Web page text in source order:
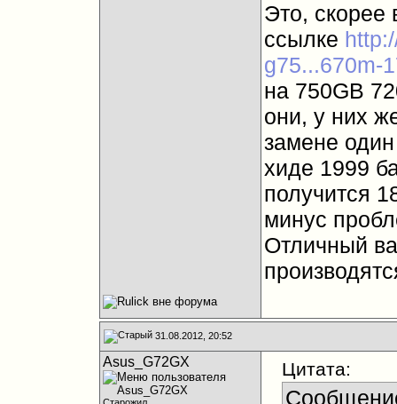
Это, скорее
ссылке
g75...670m-
на 750GB
они, у них
замене
хиде 1999
получится
минус
Отличный
31.08.2012, 20:52
Asus_G72GX Цитата: